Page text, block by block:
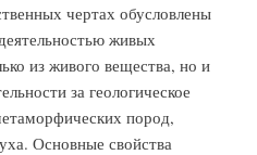
чертах обусловлены
живых
из живого вещества, но и
за геологическое
пород,
Основные свойства